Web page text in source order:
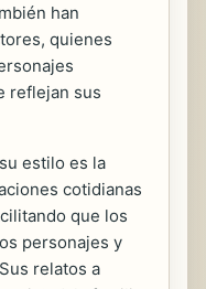
han
quienes
reflejan sus
estilo es la
cotidianas
que los
personajes y
relatos a